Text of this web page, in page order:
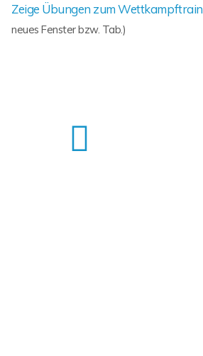
Zeige Übungen zum
neues Fenster bzw. Tab.)